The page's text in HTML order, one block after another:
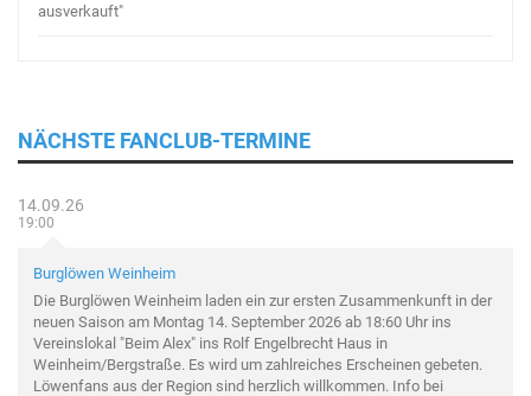
ausverkauft"
NÄCHSTE FANCLUB-TERMINE
14.09.26
19:00
Burglöwen Weinheim
Die Burglöwen Weinheim laden ein zur ersten Zusammenkunft in der
neuen Saison am Montag 14. September 2026 ab 18:60 Uhr ins
Vereinslokal "Beim Alex" ins Rolf Engelbrecht Haus in
Weinheim/Bergstraße. Es wird um zahlreiches Erscheinen gebeten.
Löwenfans aus der Region sind herzlich willkommen. Info bei